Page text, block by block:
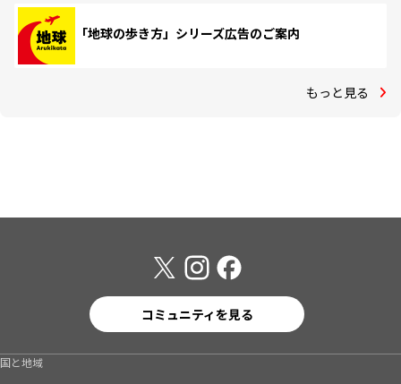
「地球の歩き方」シリーズ広告のご案内
もっと見る
コミュニティを見る
国と地域